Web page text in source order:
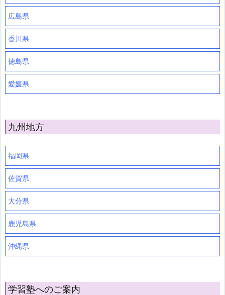
広島県
香川県
徳島県
愛媛県
九州地方
福岡県
佐賀県
大分県
鹿児島県
沖縄県
学習塾へのご案内